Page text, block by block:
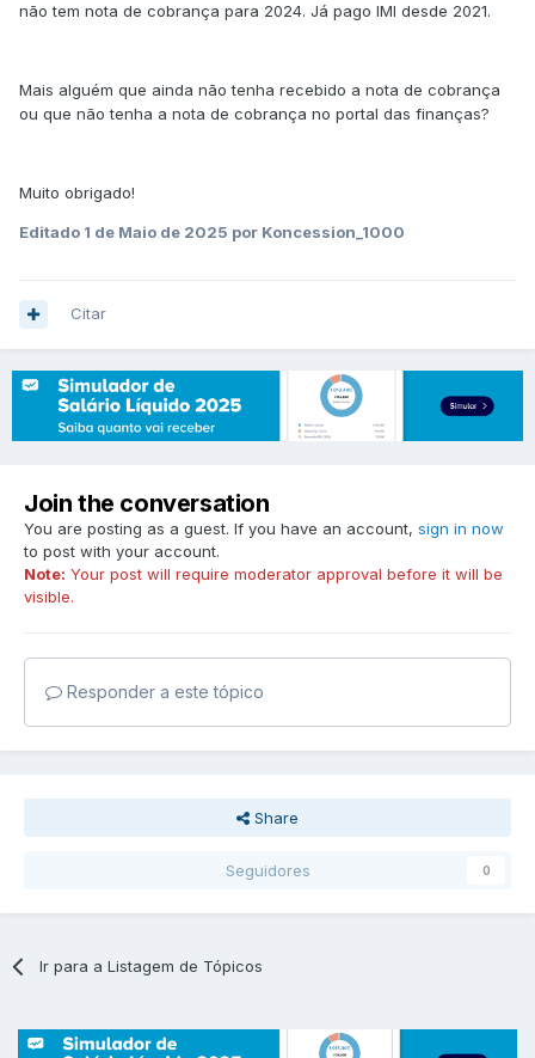
não tem nota de cobrança para 2024. Já pago IMI desde 2021.
Mais alguém que ainda não tenha recebido a nota de cobrança
ou que não tenha a nota de cobrança no portal das finanças?
Muito obrigado!
Editado 1 de Maio de 2025 por Koncession_1000
Citar
Join the conversation
You are posting as a guest. If you have an account, sign in now
to post with your account.
Note: Your post will require moderator approval before it will be
visible.
Responder a este tópico
Share
Seguidores 0
Ir para a Listagem de Tópicos